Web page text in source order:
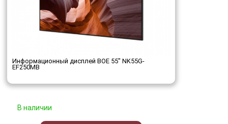
Информационный дисплей BOE 55" NK55G-
EF250MB
В наличии